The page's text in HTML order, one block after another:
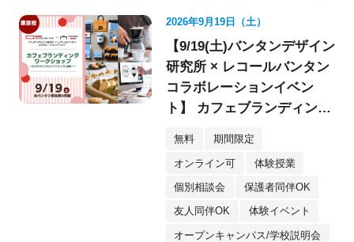
2026年9月19日（土）
【9/19(土)バンタンデザイン
研究所 × レコールバンタン
コラボレーションイベン
ト】 カフェブランディング
無料 期間限定
オンライン可 体験授業
個別相談会 保護者同伴OK
友人同伴OK 体験イベント
オープンキャンパス/学校説明会